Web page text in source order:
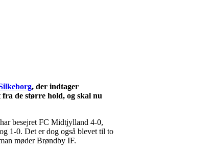
, der indtager
de større hold, og skal nu
besejret FC Midtjylland 4-0,
1-0. Det er dog også blevet til to
møder Brøndby IF.